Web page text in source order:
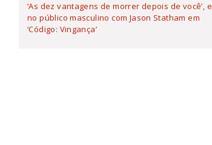
‘As dez vantagens de morrer depois de você’, e
no público masculino com Jason Statham em
‘Código: Vingança’